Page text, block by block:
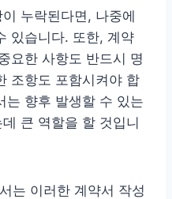
누락된다면, 나중에
있습니다. 또한, 계약
요한 사항도 반드시 명
조항도 포함시켜야 합
는 향후 발생할 수 있는
큰 역할을 할 것입니
는 이러한 계약서 작성